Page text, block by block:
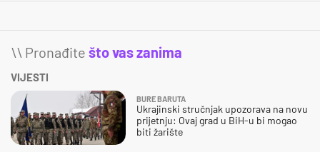
\\ Pronađite što vas zanima
VIJESTI
BURE BARUTA
Ukrajinski stručnjak upozorava na novu
prijetnju: Ovaj grad u BiH-u bi mogao
biti žarište